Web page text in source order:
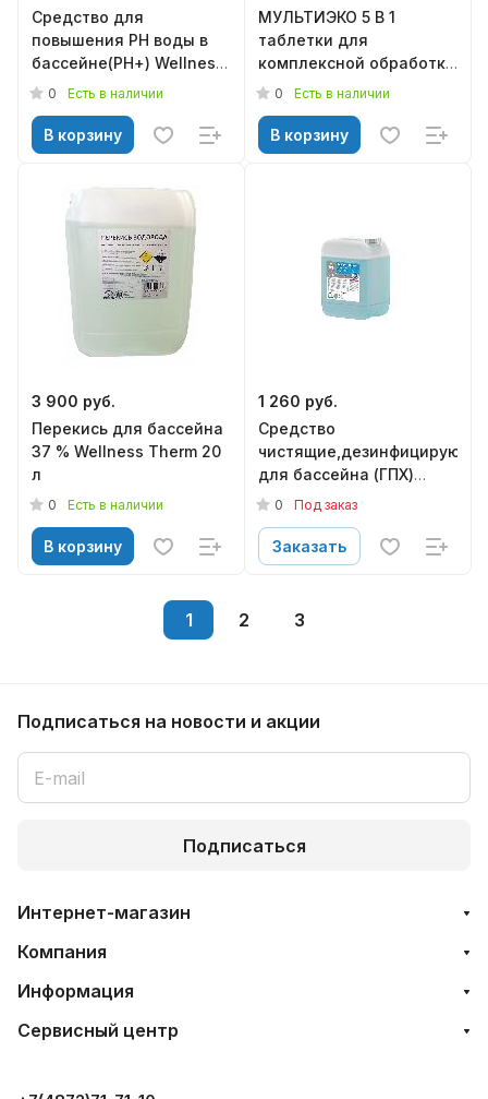
Средство для
повышения РН воды в
бассейне(РН+) Wellness
0 Есть в наличии
В корзину
МУЛЬТИЭКО 5 В 1
таблетки для
комплексной обработки
воды в плавательных
0 Есть в наличии
В корзину
3 900 руб.
Перекись для бассейна
37 % Wellness Therm 20
л
0 Есть в наличии
В корзину
1 260 руб.
Средство
для бассейна (ГПХ)
Wellness Therm 10л.
0 Под заказ
Заказать
1 2 3
Подписаться на новости и акции
Подписаться
Интернет-магазин
Компания
Информация
Сервисный центр